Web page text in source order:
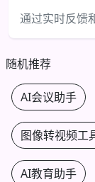
通过实时反馈
随机推荐
AI会议助手
图像转视频工
AI教育助手